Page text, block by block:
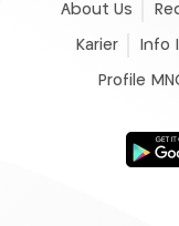
About Us
Karier Info
Profile